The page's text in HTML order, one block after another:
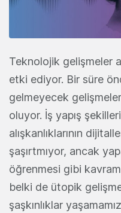
Teknolojik gelişmeler
etki ediyor. Bir süre
gelmeyecek
oluyor. İş yapış
alışkanlıklarının
şaşırtmıyor, ancak
öğrenmesi gibi
belki de ütopik
şaşkınlıklar